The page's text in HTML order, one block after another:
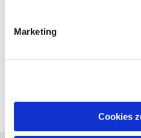
Marketing
Cookies